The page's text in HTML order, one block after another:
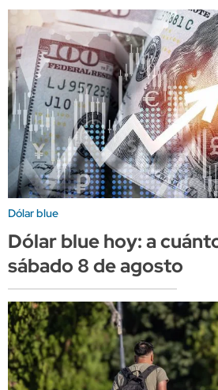
Dólar blue
Dólar blue hoy: a
sábado 8 de agosto